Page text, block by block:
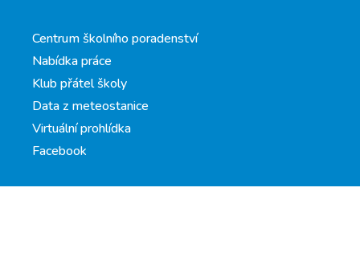
Centrum školního poradenství
Nabídka práce
Klub přátel školy
Data z meteostanice
Virtuální prohlídka
Facebook